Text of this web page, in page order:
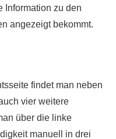
Information zu den
angezeigt bekommt.
findet man neben
vier weitere
über die linke
manuell in drei